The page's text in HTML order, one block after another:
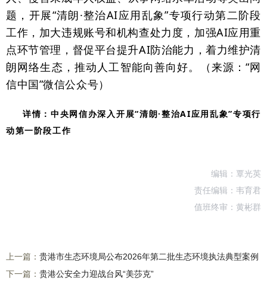
题，开展“清朗·整治AI应用乱象”专项行动第二阶段
工作，加大违规账号和机构查处力度，加强AI应用重
点环节管理，督促平台提升AI防治能力，着力维护清
朗网络生态，推动人工智能向善向好。（来源：“网
信中国”微信公众号）
详情：中央网信办深入开展“清朗·整治AI应用乱象”专项行
动第一阶段工作
编辑：覃光英
责任编辑：韦育君
值班终审：黄彬群
上一篇： 贵港市生态环境局公布2026年第二批生态环境执法典型案例
下一篇： 贵港公安全力迎战台风“美莎克”